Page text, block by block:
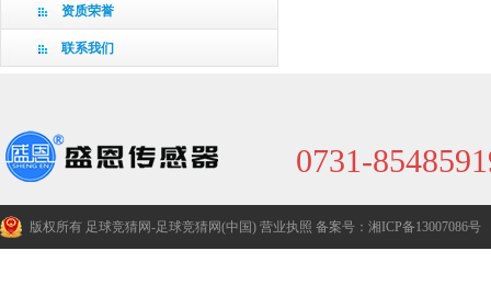
资质荣誉
联系我们
0731-
版权所有 足球竞猜网-足球竞猜网(中国) 营业执照 备案号：湘ICP备13007086号